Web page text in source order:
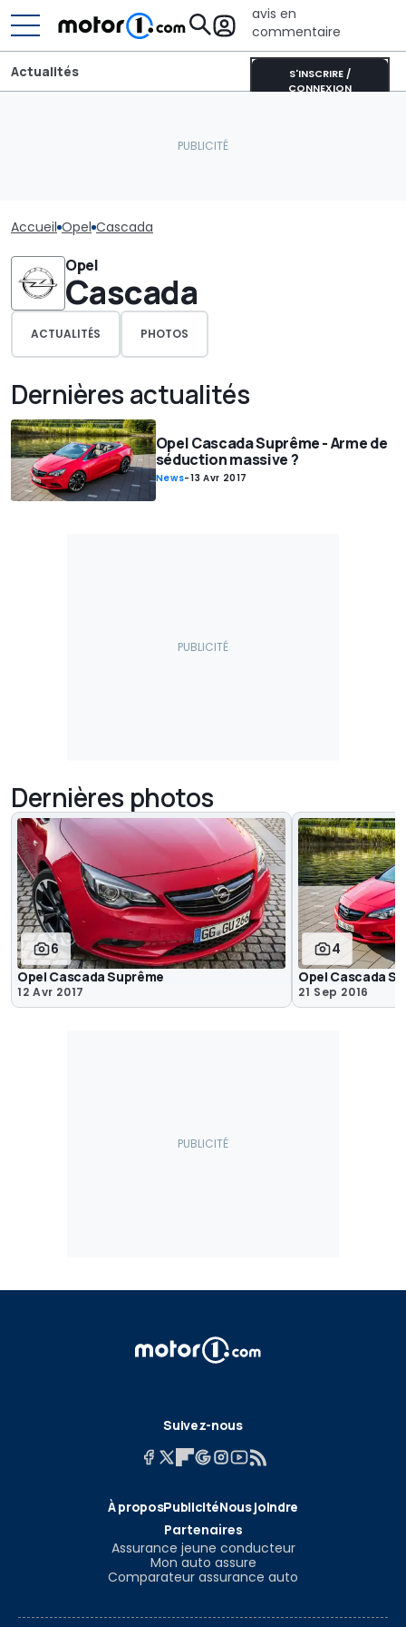
avis en
commentaire
S'INSCRIRE /
CONNEXION
Actualités
Accueil Opel Cascada
Opel
Cascada
ACTUALITÉS PHOTOS
Dernières actualités
Opel Cascada Suprême - Arme de
séduction massive ?
News-13 Avr 2017
Dernières photos
6
Opel Cascada Suprême
12 Avr 2017
4
Opel Cascada
21 Sep 2016
Suivez-nous
À proposPublicitéNous joindre
Partenaires
Assurance jeune conducteur
Mon auto assure
Comparateur assurance auto